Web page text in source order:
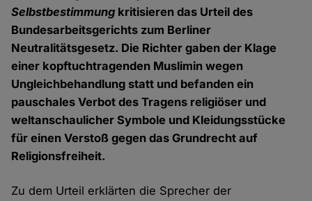
Selbstbestimmung kritisieren das Urteil des
Bundesarbeitsgerichts zum Berliner
Neutralitätsgesetz. Die Richter gaben der Klage
einer kopftuchtragenden Muslimin wegen
Ungleichbehandlung statt und befanden ein
pauschales Verbot des Tragens religiöser und
weltanschaulicher Symbole und Kleidungsstücke
für einen Verstoß gegen das Grundrecht auf
Religionsfreiheit.
Zu dem Urteil erklärten die Sprecher der